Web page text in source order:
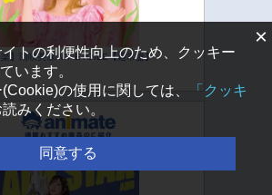
楽】岡咲美保/MY ETOILE【通常盤】
×
トの利便性向上のため、クッキー
います。
の使用に関しては、
「クッキ
みください。
同意する